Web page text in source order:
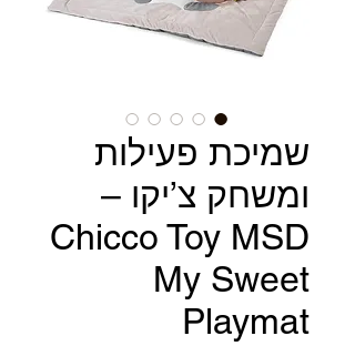
שמיכת פעילות
ומשחק צ’יקו –
Chicco Toy MSD
My Sweet
Playmat